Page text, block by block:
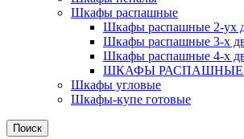
Шкафы распашные
Шкафы распашные 2-ух
Шкафы распашные 3-х
Шкафы распашные 4-х
ШКАФЫ РАСПАШНЫЕ
Шкафы угловые
Шкафы-купе готовые
Поиск